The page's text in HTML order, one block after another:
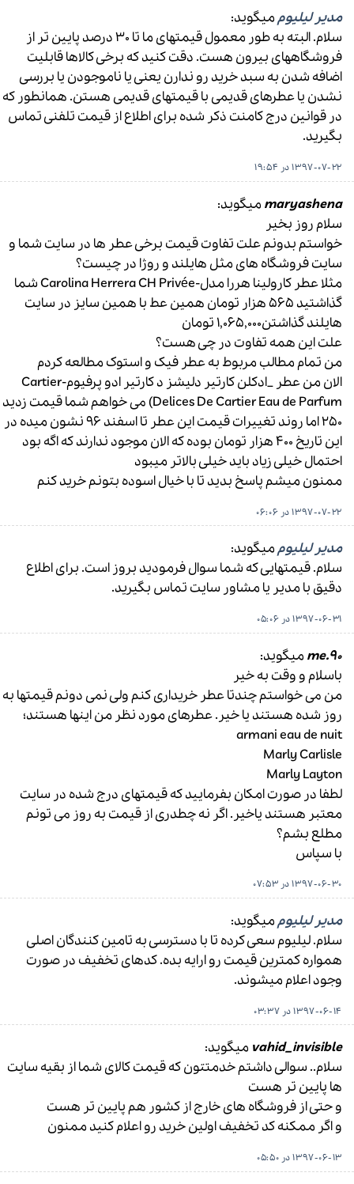
مدیر لیلیوممیگوید:
سلام. البته به طور معمول قیمتهای ما تا ۳۰ درصد پایین تر از
فروشگاههای بیرون هست. دقت کنید که برخی کالاها قابلیت
اضافه شدن به سبد خرید رو ندارن یعنی یا ناموجودن یا بررسی
نشدن یا عطرهای قدیمی با قیمتهای قدیمی هستن. همانطور که
در قوانین درج کامنت ذکر شده برای اطلاع از قیمت تلفنی تماس
بگیرید.
1397-07-22 در 19:54
maryashena میگوید:
سلام روز بخیر
خواستم بدونم علت تفاوت قیمت برخی عطر ها در سایت شما و
سایت فروشگاه های مثل هایلند و روژا در چیست؟
مثلا عطر کارولینا هررا مدل-Carolina Herrera CH Privée شما
گذاشتید 565 هزار تومان همین عط با همین سایز در سایت
هایلند گذاشتن1,065,000 تومان
علت این همه تفاوت در چی هست؟
من تمام مطالب مربوط به عطر فیک و استوک مطالعه کردم
الان من عطر _ادکلن کارتیر دلیشز د کارتیر ادو پرفیوم-Cartier
Delices De Cartier Eau de Parfum) می خواهم شما قیمت زدید
250 اما روند تغییرات قیمت این عطر تا اسفند 96 نشون میده در
این تاریخ 400 هزار تومان بوده که الان موجود ندارند که اگه بود
احتمال خیلی زیاد باید خیلی بالاتر میبود
ممنون میشم پاسخ بدید تا با خیال اسوده بتونم خرید کنم
1397-07-22 در 06:06
مدیر لیلیوممیگوید:
سلام. قیمتهایی که شما سوال فرمودید بروز است. برای اطلاع
دقیق با مدیر یا مشاور سایت تماس بگیرید.
1397-06-31 در 05:06
me.90 میگوید:
باسلام و وقت به خیر
من می خواستم چندتا عطر خریداری کنم ولی نمی دونم قیمتها به
روز شده هستند یا خیر. عطرهای مورد نظر من اینها هستند؛
armani eau de nuit
Marly Carlisle
Marly Layton
لطفا در صورت امکان بفرمایید که قیمتهای درج شده در سایت
معتبر هستند یاخیر. اگر نه چطدری از قیمت به روز می تونم
مطلع بشم؟
با سپاس
1397-06-30 در 07:53
مدیر لیلیوممیگوید:
سلام. لیلیوم سعی کرده تا با دسترسی به تامین کنندگان اصلی
همواره کمترین قیمت رو ارایه بده. کدهای تخفیف در صورت
وجود اعلام میشوند.
1397-06-14 در 03:37
vahid_invisible میگوید:
سلام.. سوالی داشتم خدمتتون که قیمت کالای شما از بقیه سایت
ها پایین تر هست
و حتی از فروشگاه های خارج از کشور هم پایین تر هست
و اگر ممکنه کد تخفیف اولین خرید رو اعلام کنید ممنون
1397-06-13 در 05:50